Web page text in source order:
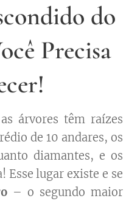
do
Precisa
árvores têm raízes
de 10 andares, os
diamantes, e os
Esse lugar existe e se
– o segundo maior